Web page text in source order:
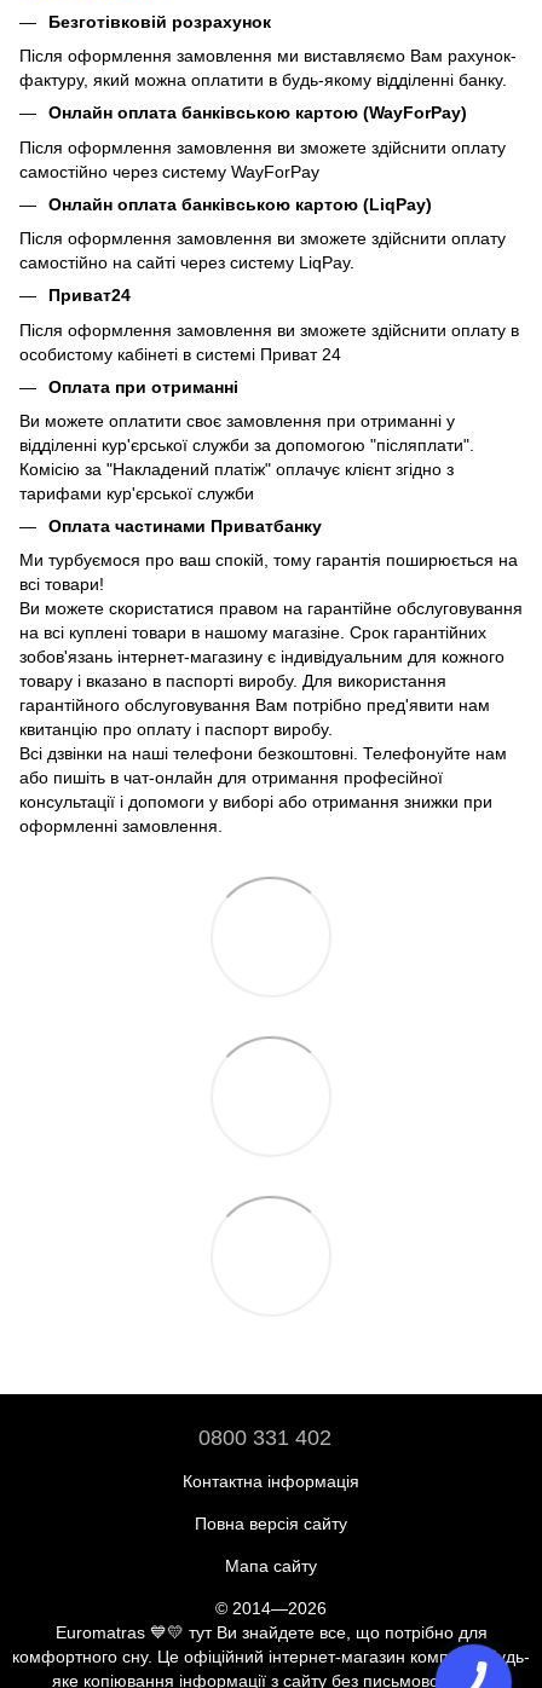
Безготівковій розрахунок
Після оформлення замовлення ми виставляємо Вам рахунок-
фактуру, який можна оплатити в будь-якому відділенні банку.
Онлайн оплата банківською картою (WayForPay)
Після оформлення замовлення ви зможете здійснити оплату
самостійно через систему WayForPay
Онлайн оплата банківською картою (LiqPay)
Після оформлення замовлення ви зможете здійснити оплату
самостійно на сайті через систему LiqPay.
Приват24
Після оформлення замовлення ви зможете здійснити оплату в
особистому кабінеті в системі Приват 24
Оплата при отриманні
Ви можете оплатити своє замовлення при отриманні у
відділенні кур'єрської служби за допомогою "післяплати".
Комісію за "Накладений платіж" оплачує клієнт згідно з
тарифами кур'єрської служби
Оплата частинами Приватбанку
Ми турбуємося про ваш спокій, тому гарантія поширюється на
всі товари!
Ви можете скористатися правом на гарантійне обслуговування
на всі куплені товари в нашому магазіне. Срок гарантійних
зобов'язань інтернет-магазину є індивідуальним для кожного
товару і вказано в паспорті виробу. Для використання
гарантійного обслуговування Вам потрібно пред'явити нам
квитанцію про оплату і паспорт виробу.
Всі дзвінки на наші телефони безкоштовні. Телефонуйте нам
або пишіть в чат-онлайн для отримання професійної
консультації і допомоги у виборі або отримання знижки при
оформленні замовлення.
0800 331 402
Контактна інформація
Повна версія сайту
Мапа сайту
© 2014—2026
Euromatras 💙💛 тут Ви знайдете все, що потрібно для
комфортного сну. Це офіційний інтернет-магазин компанії. Будь-
яке копіювання інформації з сайту без письмової згоди